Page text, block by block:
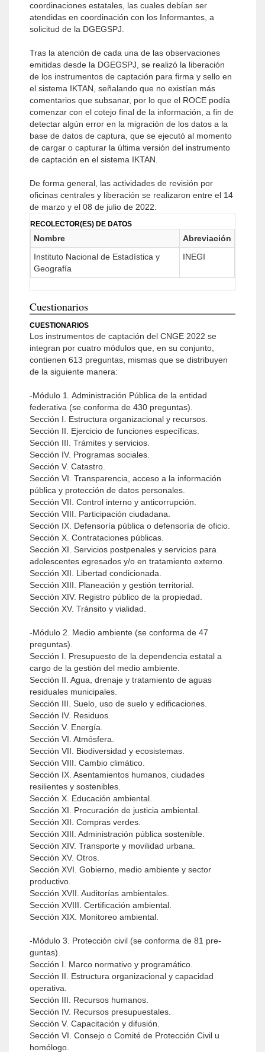
coordinaciones estatales, las cuales debían ser
atendidas en coordinación con los Informantes, a
solicitud de la DGEGSPJ.
Tras la atención de cada una de las observaciones
emitidas desde la DGEGSPJ, se realizó la liberación
de los instrumentos de captación para firma y sello en
el sistema IKTAN, señalando que no existían más
comentarios que subsanar, por lo que el ROCE podía
comenzar con el cotejo final de la información, a fin de
detectar algún error en la migración de los datos a la
base de datos de captura, que se ejecutó al momento
de cargar o capturar la última versión del instrumento
de captación en el sistema IKTAN.
De forma general, las actividades de revisión por
oficinas centrales y liberación se realizaron entre el 14
de marzo y el 08 de julio de 2022.
RECOLECTOR(ES) DE DATOS
Nombre
Abreviación
Instituto Nacional de Estadística y
Geografía
INEGI
Cuestionarios
CUESTIONARIOS
Los instrumentos de captación del CNGE 2022 se
integran por cuatro módulos que, en su conjunto,
contienen 613 preguntas, mismas que se distribuyen
de la siguiente manera:
-Módulo 1. Administración Pública de la entidad
federativa (se conforma de 430 preguntas).
Sección I. Estructura organizacional y recursos.
Sección II. Ejercicio de funciones específicas.
Sección III. Trámites y servicios.
Sección IV. Programas sociales.
Sección V. Catastro.
Sección VI. Transparencia, acceso a la información
pública y protección de datos personales.
Sección VII. Control interno y anticorrupción.
Sección VIII. Participación ciudadana.
Sección IX. Defensoría pública o defensoría de oficio.
Sección X. Contrataciones públicas.
Sección XI. Servicios postpenales y servicios para
adolescentes egresados y/o en tratamiento externo.
Sección XII. Libertad condicionada.
Sección XIII. Planeación y gestión territorial.
Sección XIV. Registro público de la propiedad.
Sección XV. Tránsito y vialidad.
-Módulo 2. Medio ambiente (se conforma de 47
preguntas).
Sección I. Presupuesto de la dependencia estatal a
cargo de la gestión del medio ambiente.
Sección II. Agua, drenaje y tratamiento de aguas
residuales municipales.
Sección III. Suelo, uso de suelo y edificaciones.
Sección IV. Residuos.
Sección V. Energía.
Sección VI. Atmósfera.
Sección VII. Biodiversidad y ecosistemas.
Sección VIII. Cambio climático.
Sección IX. Asentamientos humanos, ciudades
resilientes y sostenibles.
Sección X. Educación ambiental.
Sección XI. Procuración de justicia ambiental.
Sección XII. Compras verdes.
Sección XIII. Administración pública sostenible.
Sección XIV. Transporte y movilidad urbana.
Sección XV. Otros.
Sección XVI. Gobierno, medio ambiente y sector
productivo.
Sección XVII. Auditorías ambientales.
Sección XVIII. Certificación ambiental.
Sección XIX. Monitoreo ambiental.
-Módulo 3. Protección civil (se conforma de 81 pre­
guntas).
Sección I. Marco normativo y programático.
Sección II. Estructura organizacional y capacidad
operativa.
Sección III. Recursos humanos.
Sección IV. Recursos presupuestales.
Sección V. Capacitación y difusión.
Sección VI. Consejo o Comité de Protección Civil u
homólogo.